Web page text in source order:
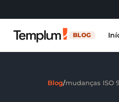
BLOG
Blog/mudanças ISO